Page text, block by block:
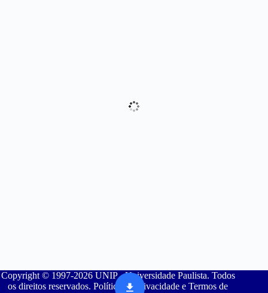
Copyright © 1997-2026 UNIP - Universidade Paulista. Todos
os direitos reservados. Política de Privacidade e Termos de